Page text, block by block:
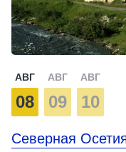
АВГ
08
АВГ
09
АВГ
10
Северная